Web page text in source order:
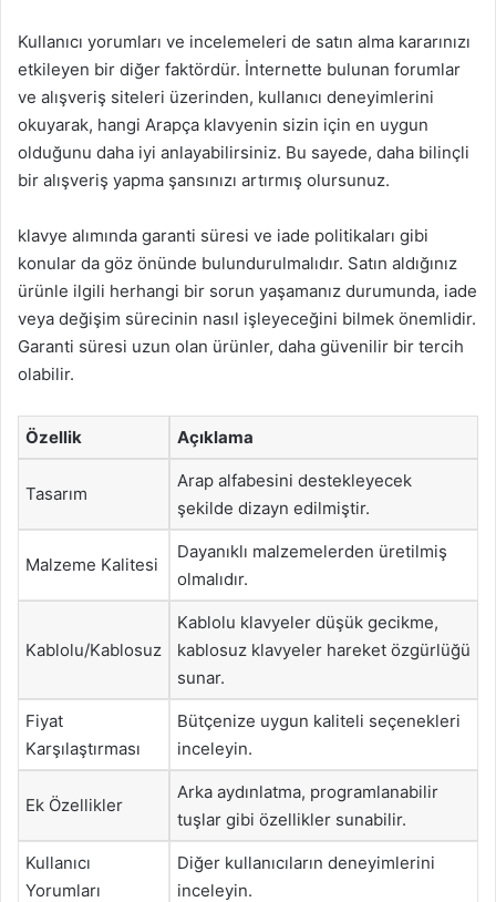
Kullanıcı yorumları ve incelemeleri de satın alma kararınızı
etkileyen bir diğer faktördür. İnternette bulunan forumlar
ve alışveriş siteleri üzerinden, kullanıcı deneyimlerini
okuyarak, hangi Arapça klavyenin sizin için en uygun
olduğunu daha iyi anlayabilirsiniz. Bu sayede, daha bilinçli
bir alışveriş yapma şansınızı artırmış olursunuz.
klavye alımında garanti süresi ve iade politikaları gibi
konular da göz önünde bulundurulmalıdır. Satın aldığınız
ürünle ilgili herhangi bir sorun yaşamanız durumunda, iade
veya değişim sürecinin nasıl işleyeceğini bilmek önemlidir.
Garanti süresi uzun olan ürünler, daha güvenilir bir tercih
olabilir.
Özellik Açıklama
Tasarım
Arap alfabesini destekleyecek
şekilde dizayn edilmiştir.
Malzeme Kalitesi
Dayanıklı malzemelerden üretilmiş
olmalıdır.
Kablolu/Kablosuz
Kablolu klavyeler düşük gecikme,
kablosuz klavyeler hareket özgürlüğü
sunar.
Fiyat
Karşılaştırması
Bütçenize uygun kaliteli seçenekleri
inceleyin.
Ek Özellikler
Arka aydınlatma, programlanabilir
tuşlar gibi özellikler sunabilir.
Kullanıcı
Yorumları
Diğer kullanıcıların deneyimlerini
inceleyin.